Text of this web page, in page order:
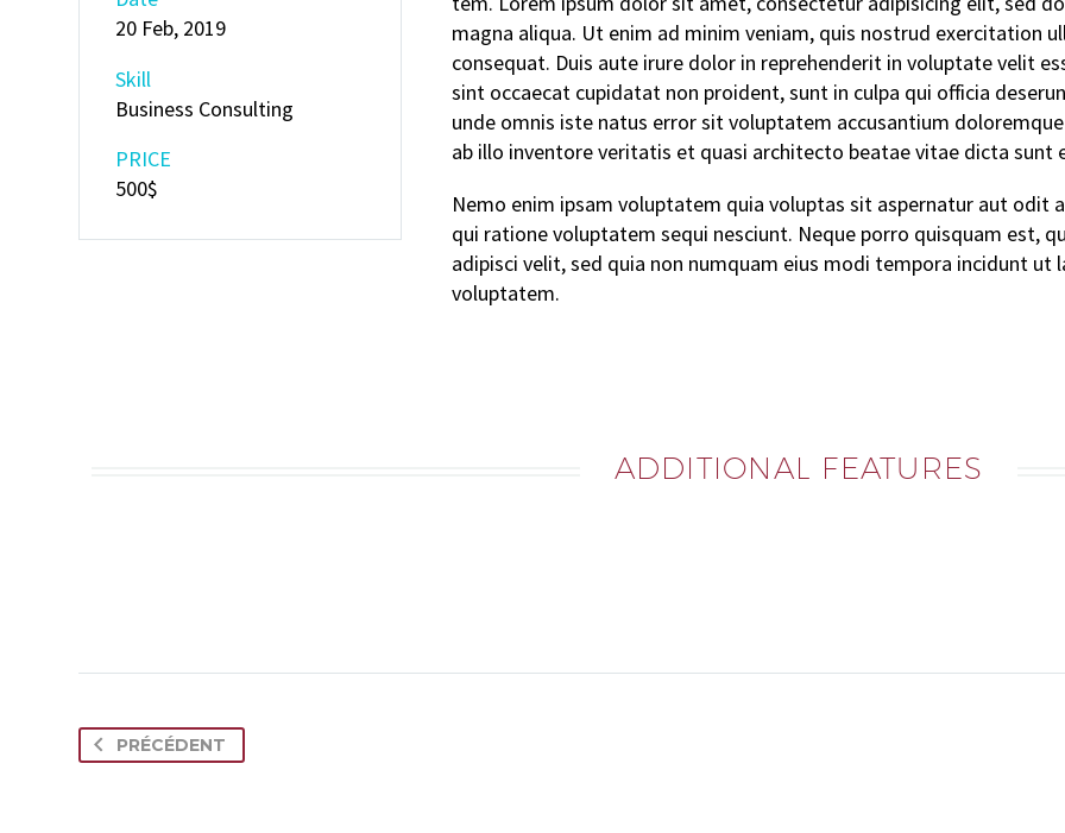
20 Feb, 2019
Skill
Business Consulting
PRICE
500$
magna aliqua. Ut enim ad minim veniam, quis nostrud exercitation
consequat. Duis aute irure dolor in reprehenderit in voluptate velit
sint occaecat cupidatat non proident, sunt in culpa qui officia
unde omnis iste natus error sit voluptatem accusantium
ab illo inventore veritatis et quasi architecto beatae vitae dicta sunt
Nemo enim ipsam voluptatem quia voluptas sit aspernatur aut odit
qui ratione voluptatem sequi nesciunt. Neque porro quisquam est,
adipisci velit, sed quia non numquam eius modi tempora incidunt
voluptatem.
ADDITIONAL FEATURES
PRÉCÉDENT